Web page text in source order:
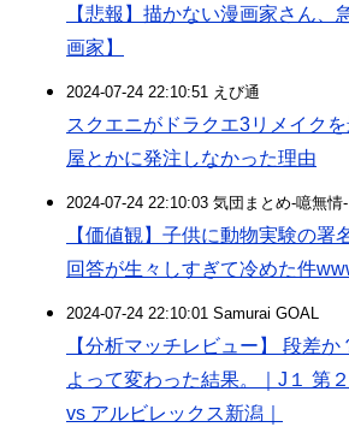
【悲報】描かない漫画家さん、
画家】
2024-07-24 22:10:51 えび通
スクエニがドラクエ3リメイク
屋とかに発注しなかった理由
2024-07-24 22:10:03 気団まとめ-噫無
【価値観】子供に動物実験の署
回答が生々しすぎて冷めた件
2024-07-24 22:10:01 Samurai GOAL
【分析マッチレビュー】 段差
よって変わった結果。｜J１ 第
vs アルビレックス新潟｜